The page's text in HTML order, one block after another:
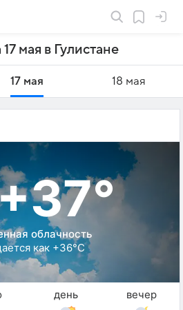
мая в Гулистане
17 мая 18 мая
облачность
как +36°C
день вечер